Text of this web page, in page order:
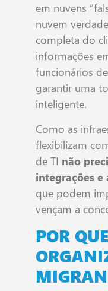
em nuvens
nuvem
completa do
informações
funcionários
garantir uma
inteligente.
Como as
flexibilizam
de TI não
integrações e
que podem
vençam a
POR